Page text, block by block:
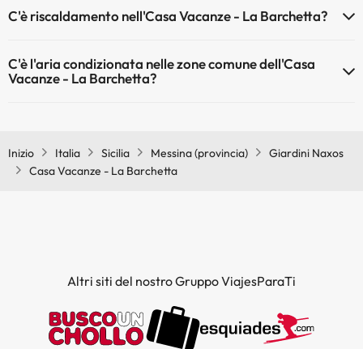
C'è riscaldamento nell'Casa Vacanze - La Barchetta?
aree comuni
C'è l'aria condizionata nelle zone comune dell'Casa
Vacanze - La Barchetta?
Inizio
Italia Sicilia Messina (provincia)
Giardini Naxos
Casa Vacanze - La Barchetta
Altri siti del nostro Gruppo ViajesParaTi